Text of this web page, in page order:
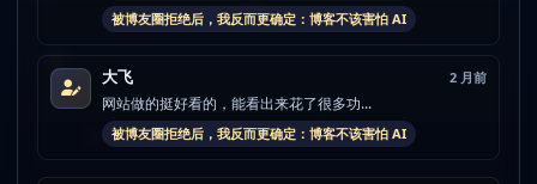
被博友圈拒绝后，我反而更确定：博客不该害怕 AI
大飞 2 月前
网站做的挺好看的，能看出来花了很多功...
被博友圈拒绝后，我反而更确定：博客不该害怕 AI